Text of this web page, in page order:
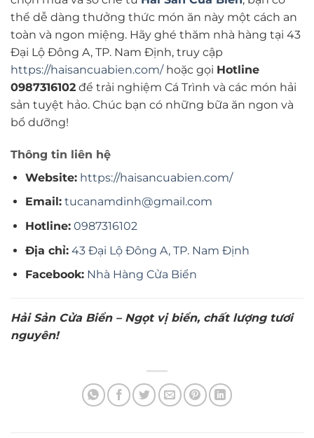
thể dễ dàng thưởng thức món ăn này một cách an
toàn và ngon miệng. Hãy ghé thăm nhà hàng tại 43
Đại Lộ Đông A, TP. Nam Định, truy cập
https://haisancuabien.com/hoặc gọi Hotline
0987316102 để trải nghiệm Cá Trình và các món hải
sản tuyệt hảo. Chúc bạn có những bữa ăn ngon và
bổ dưỡng!
Thông tin liên hệ
Website: https://haisancuabien.com/
Email: tucanamdinh@gmail.com
Hotline: 0987316102
Địa chỉ: 43 Đại Lộ Đông A, TP. Nam Định
Facebook: Nhà Hàng Cửa Biển
Hải Sản Cửa Biển – Ngọt vị biển, chất lượng tươi
nguyên!